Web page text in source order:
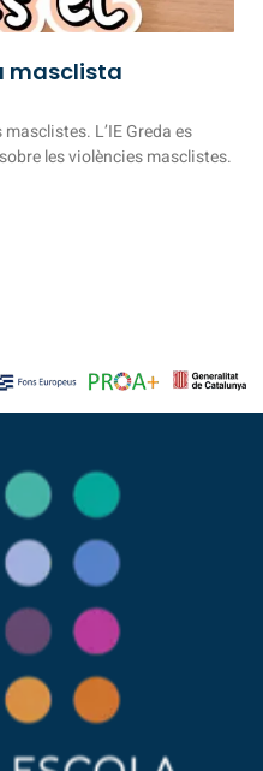
masclista
L’IE Greda es
les violències masclistes.